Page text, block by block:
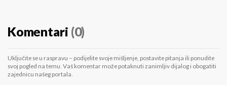
Komentari (0)
Uključite se u raspravu – podijelite svoje mišljenje, postavite pitanja ili ponudite
svoj pogled na temu. Vaš komentar može potaknuti zanimljiv dijalog i obogatiti
zajednicu našeg portala.